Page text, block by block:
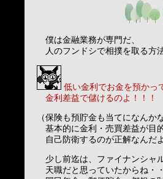
僕は金融業務が専門だ、
人のフンドシで相撲を取る方
低い金利でお金を預かっ
金利差益で儲けるのよ！！！
（保険も預貯金も当てになんか
基本的に金利・売買差益が目
自己防衛するのが正解なんだ
少し前迄は、ファイナンシャ
天職だと思っていたからね・